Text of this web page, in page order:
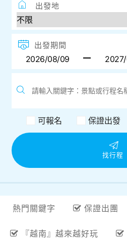
出發地
出發期間
可報名 保證出發
找行程
熱門關鍵字 保證出團
『越南』越來越好玩